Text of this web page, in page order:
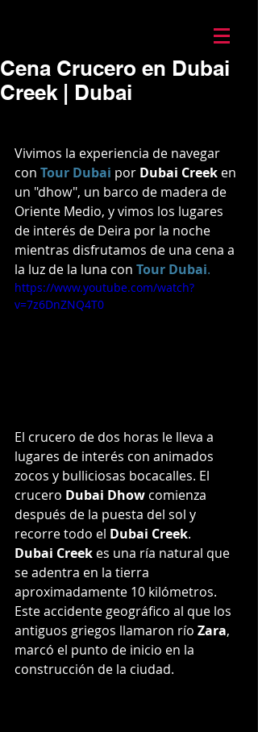
Cena Crucero en Dubai
Creek | Dubai
Vivimos la experiencia de navegar
con Tour Dubai por Dubai Creek en
un "dhow", un barco de madera de
Oriente Medio, y vimos los lugares
de interés de Deira por la noche
mientras disfrutamos de una cena a
la luz de la luna con Tour Dubai.
https://www.youtube.com/watch?
v=7z6DnZNQ4T0
El crucero de dos horas le lleva a
lugares de interés con animados
zocos y bulliciosas bocacalles. El
crucero Dubai Dhow comienza
después de la puesta del sol y
recorre todo el Dubai Creek.
Dubai Creek es una ría natural que
se adentra en la tierra
aproximadamente 10 kilómetros.
Este accidente geográfico al que los
antiguos griegos llamaron río Zara,
marcó el punto de inicio en la
construcción de la ciudad.